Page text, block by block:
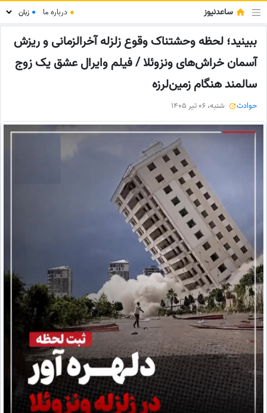
ساعدنیوز ● درباره ما ●
ببینید؛ لحظه وحشتناک وقوع زلزله آخرالزمانی و ریزش
آسمان خراش‌های ونزوئلا / فیلم وایرال عشق یک زوج
سالمند هنگام زمین‌لرزه
حوادث شنبه، 06 تیر 1405